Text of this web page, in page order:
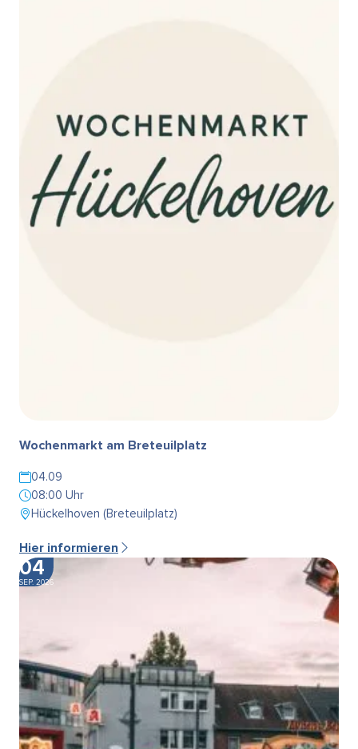
Wochenmarkt am Breteuilplatz
04.09
08:00 Uhr
Hückelhoven (Breteuilplatz)
Hier informieren
04
SEP. 2026